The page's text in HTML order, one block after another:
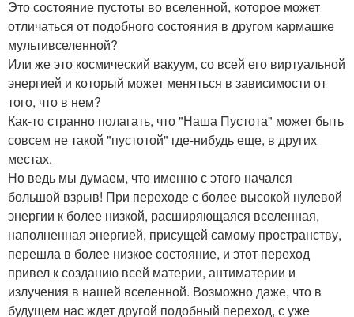
Это состояние пустоты во вселенной, которое может
отличаться от подобного состояния в другом кармашке
мультивселенной?
Или же это космический вакуум, со всей его виртуальной
энергией и который может меняться в зависимости от
того, что в нем?
Как-то странно полагать, что "Наша Пустота" может быть
совсем не такой "пустотой" где-нибудь еще, в других
местах.
Но ведь мы думаем, что именно с этого начался
большой взрыв! При переходе с более высокой нулевой
энергии к более низкой, расширяющаяся вселенная,
наполненная энергией, присущей самому пространству,
перешла в более низкое состояние, и этот переход
привел к созданию всей материи, антиматерии и
излучения в нашей вселенной. Возможно даже, что в
будущем нас ждет другой подобный переход, с уже